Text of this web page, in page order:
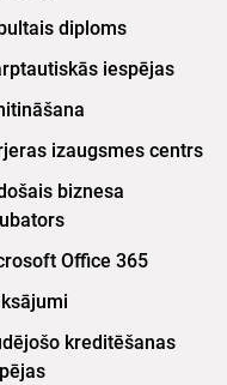
diploms
iespējas
izaugsmes centrs
biznesa
Office 365
kreditēšanas